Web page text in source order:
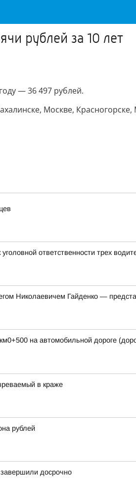
рублей за 10 лет
— 36 497 рублей.
Москве,
ответственности трех
Николаевичем Гайденко —
на автомобильной дороге
в краже
рублей
завершили досрочно